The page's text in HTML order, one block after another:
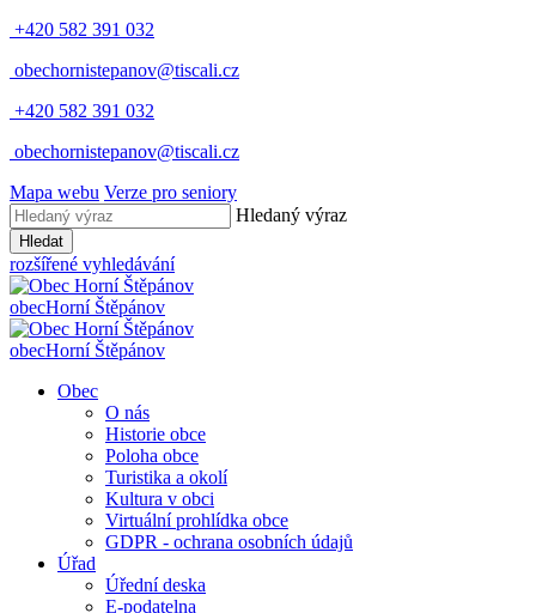
+420 582 391 032
obechornistepanov@tiscali.cz
+420 582 391 032
obechornistepanov@tiscali.cz
Mapa webu Verze pro seniory
Hledaný výraz
Hledat
rozšířené vyhledávání
obecHorní Štěpánov
obecHorní Štěpánov
Obec
O nás
Historie obce
Poloha obce
Turistika a okolí
Kultura v obci
Virtuální prohlídka obce
GDPR - ochrana osobních údajů
Úřad
Úřední deska
E-podatelna